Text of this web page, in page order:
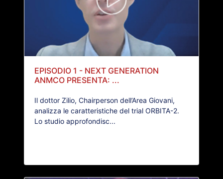
EPISODIO 1 - NEXT GENERATION
ANMCO PRESENTA: ...
Il dottor Zilio, Chairperson dell’Area Giovani,
analizza le caratteristiche del trial ORBITA-2.
Lo studio approfondisc...